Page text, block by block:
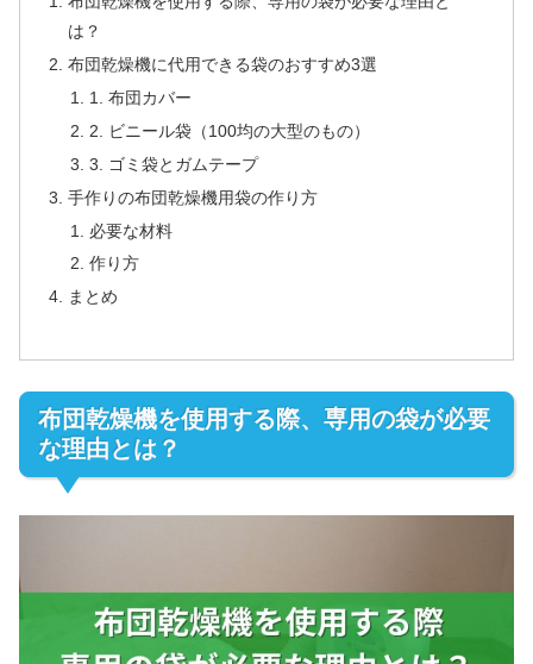
は？
布団乾燥機に代用できる袋のおすすめ3選
1. 布団カバー
2. ビニール袋（100均の大型のもの）
3. ゴミ袋とガムテープ
手作りの布団乾燥機用袋の作り方
必要な材料
作り方
まとめ
布団乾燥機を使用する際、専用の袋が必要
な理由とは？